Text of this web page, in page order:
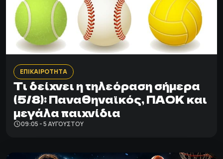
ΕΠΙΚΑΙΡΟΤΗΤΑ
Τι δείχνει η τηλεόραση σήμερα
(5/8): Παναθηναϊκός, ΠΑΟΚ και
μεγάλα παιχνίδια
09:05 - 5 ΑΥΓΟΎΣΤΟΥ